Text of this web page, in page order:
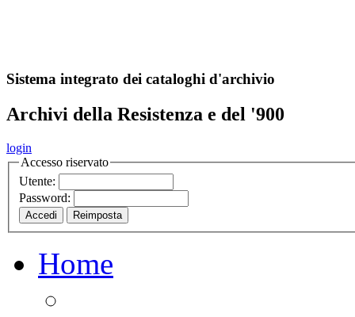
Sistema integrato dei cataloghi d'archivio
Archivi della Resistenza e del '900
login
Accesso riservato
Utente:
Password:
Home